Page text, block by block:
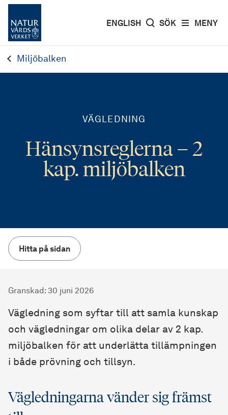
MENY
ENGLISH SÖK
Miljöbalken
VÄGLEDNING
Hänsynsreglerna – 2
kap. miljöbalken
Hitta på sidan
Granskad : 30 juni 2026
Vägledning som syftar till att samla kunskap
och vägledningar om olika delar av 2 kap.
miljöbalken för att underlätta tillämpningen
i både prövning och tillsyn.
Vägledningarna vänder sig främst